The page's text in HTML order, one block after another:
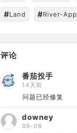
#Land #River-App
评论
番茄投手
14天前
问题已经修复
downey
06-08